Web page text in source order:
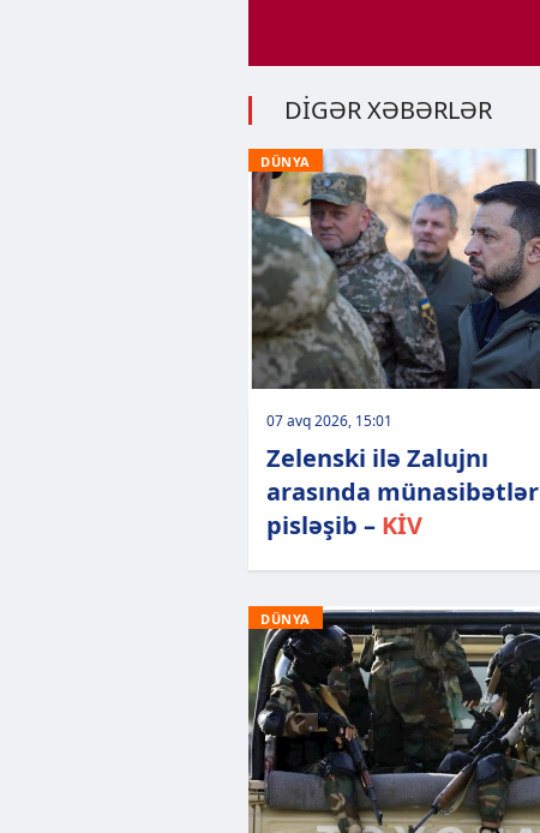
DİGƏR XƏBƏRLƏR
DÜNYA
07 avq 2026, 15:01
Zelenski ilə Zalujnı
arasında münasibətlər
pisləşib – KİV
DÜNYA